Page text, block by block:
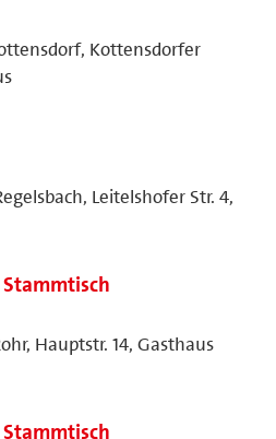
Kottensdorfer
Leitelshofer Str. 4,
Hauptstr. 14, Gasthaus